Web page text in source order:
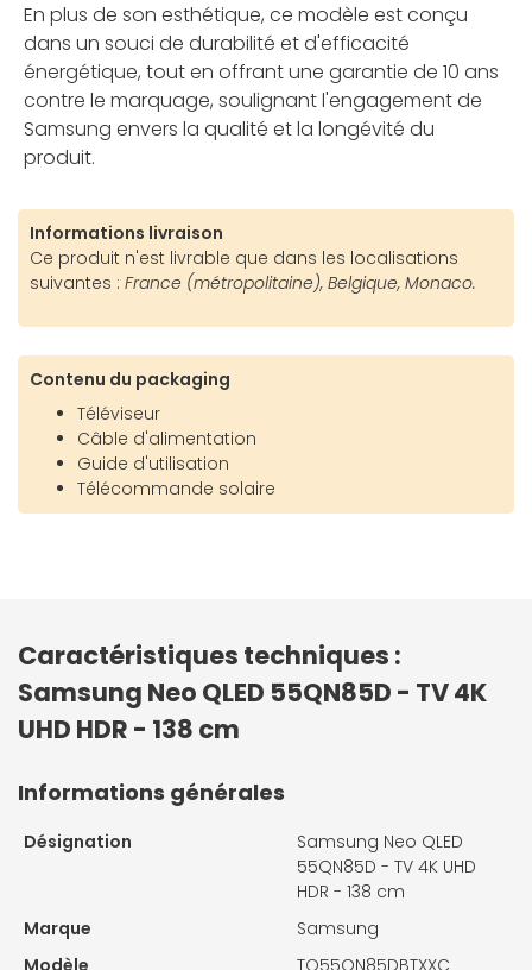
En plus de son esthétique, ce modèle est conçu
dans un souci de durabilité et d'efficacité
énergétique, tout en offrant une garantie de 10 ans
contre le marquage, soulignant l'engagement de
Samsung envers la qualité et la longévité du
produit.
Informations livraison
Ce produit n'est livrable que dans les localisations
suivantes : France (métropolitaine), Belgique, Monaco.
Contenu du packaging
Téléviseur
Câble d'alimentation
Guide d'utilisation
Télécommande solaire
Caractéristiques techniques :
Samsung Neo QLED 55QN85D - TV 4K
UHD HDR - 138 cm
Informations générales
Désignation
Samsung Neo QLED
55QN85D - TV 4K UHD
HDR - 138 cm
Marque
Samsung